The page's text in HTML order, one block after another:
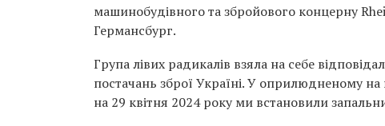
машинобудівного та збройового концерну
Германсбург.
Група лівих радикалів взяла на себе
постачань зброї Україні. У оприлюдненому на
на 29 квітня 2024 року ми встановили